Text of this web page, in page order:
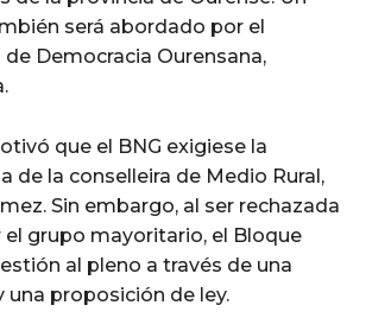
será abordado por el
Democracia Ourensana,
que el BNG exigiese la
de la conselleira de Medio Rural,
Sin embargo, al ser rechazada
grupo mayoritario, el Bloque
al pleno a través de una
una proposición de ley.